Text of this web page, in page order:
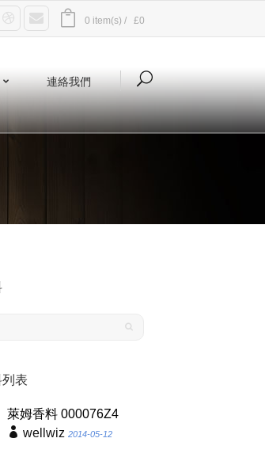
0 item(s) / £0
連絡我們
表
萊姆香料 000076Z4
wellwiz 2014-05-12